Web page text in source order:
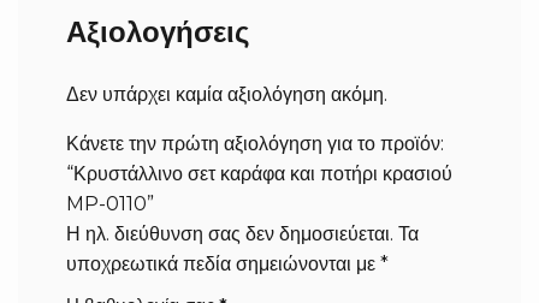
Αξιολογήσεις
Δεν υπάρχει καμία αξιολόγηση ακόμη.
Κάνετε την πρώτη αξιολόγηση για το προϊόν:
“Κρυστάλλινο σετ καράφα και ποτήρι κρασιού
MP-0110”
Η ηλ. διεύθυνση σας δεν δημοσιεύεται. Τα
υποχρεωτικά πεδία σημειώνονται με *